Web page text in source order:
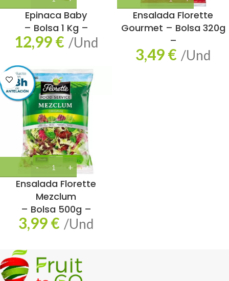
Epinaca Baby
– Bolsa 1 Kg –
12,99€ /Und
Ensalada Florette
Gourmet – Bolsa 320g
–
3,49€ /Und
Ensalada Florette
Mezclum
– Bolsa 500g –
3,99€ /Und